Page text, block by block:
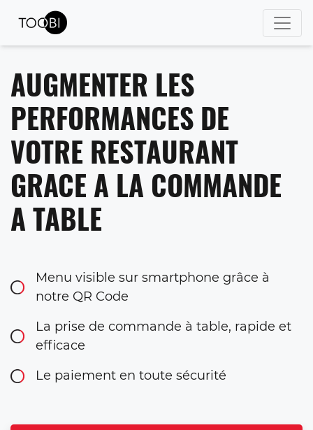
AUGMENTER LES
PERFORMANCES DE
VOTRE RESTAURANT
GRACE A LA COMMANDE
A TABLE
Menu visible sur smartphone grâce à
notre QR Code
La prise de commande à table, rapide et
efficace
Le paiement en toute sécurité